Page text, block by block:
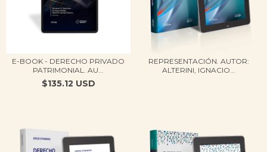
E-BOOK - DERECHO PRIVADO
PATRIMONIAL. AU...
$135.12 USD
REPRESENTACIÓN. AUTOR:
ALTERINI, IGNACIO...